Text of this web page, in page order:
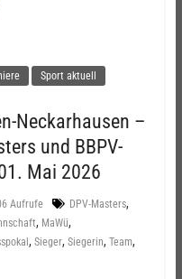
Sport aktuell
Neckarhausen –
und BBPV-
Mai 2026
Aufrufe DPV-Masters,
, MaWü,
, Sieger, Siegerin, Team,